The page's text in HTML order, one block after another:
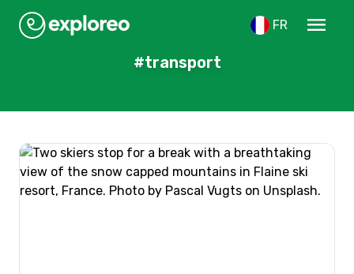
FR menu
#transport